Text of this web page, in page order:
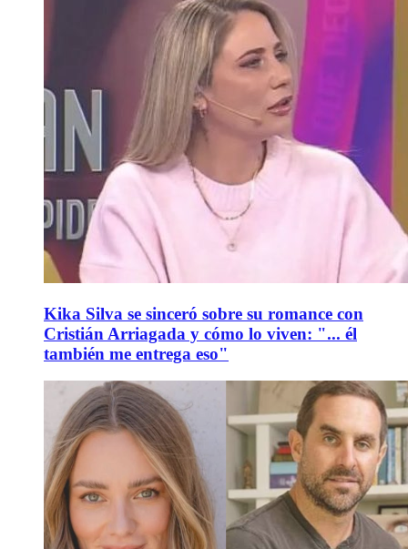
Kika Silva se sinceró sobre su romance con
Cristián Arriagada y cómo lo viven: "... él
también me entrega eso"